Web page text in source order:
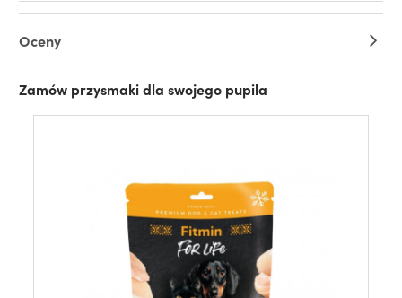
Oceny
Zamów przysmaki dla swojego pupila